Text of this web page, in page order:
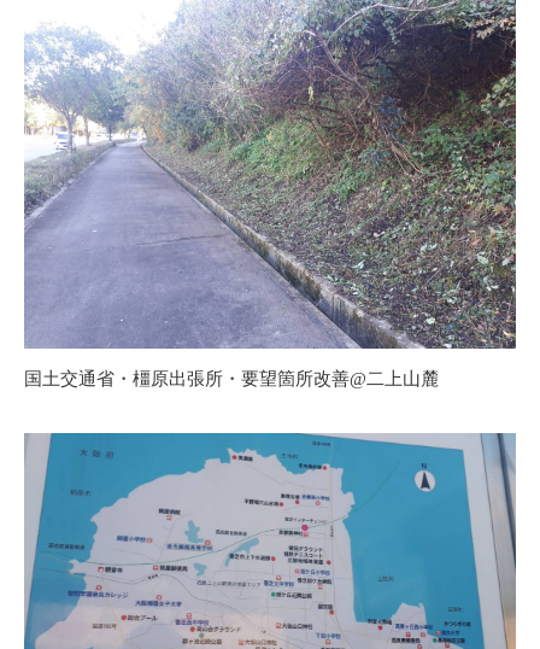
国土交通省・橿原出張所・要望箇所改善@二上山麓